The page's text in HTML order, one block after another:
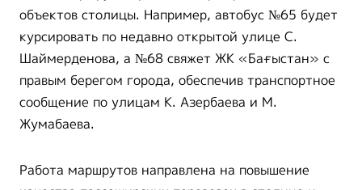
объектов столицы. Например, автобус №65 будет
курсировать по недавно открытой улице С.
Шаймерденова, а №68 свяжет ЖК «Бағыстан» с
правым берегом города, обеспечив транспортное
сообщение по улицам К. Азербаева и М.
Жумабаева.
Работа маршрутов направлена на повышение